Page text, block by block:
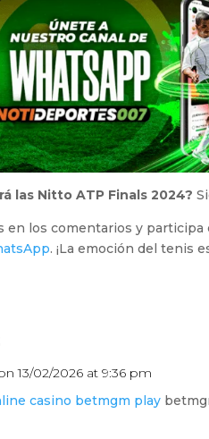
las Nitto ATP Finals 2024?
en los comentarios y
. ¡La emoción del tenis
13/02/2026 at 9:36 pm
casino betmgm play